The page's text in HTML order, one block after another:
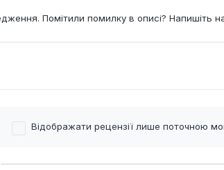
Помітили помилку в описі?
Відображати рецензії лише поточною